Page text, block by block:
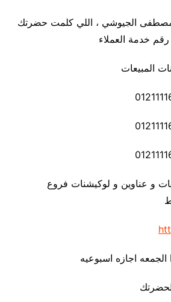
الجيوشي ، اللي كلمت حضرتك
خدمة العملاء
المبيعات
و عناوين و لوكيشنات فروع
اجازه اسبوعيه